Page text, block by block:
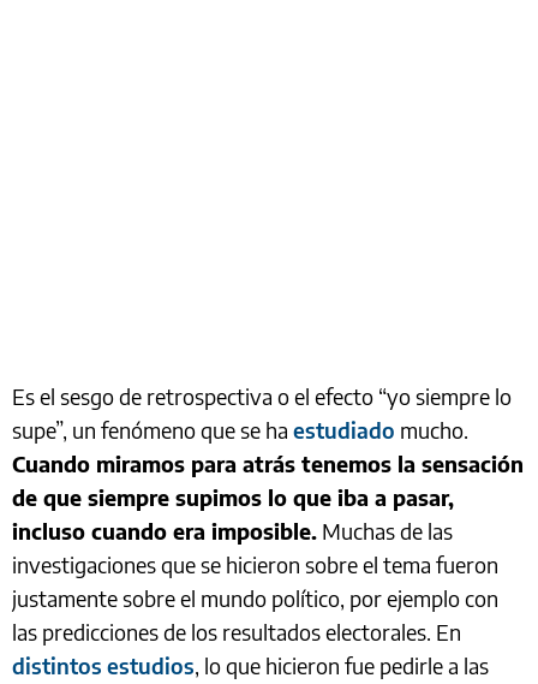
Es el sesgo de retrospectiva o el efecto “yo siempre lo
supe”, un fenómeno que se ha estudiado mucho.
Cuando miramos para atrás tenemos la sensación
de que siempre supimos lo que iba a pasar,
incluso cuando era imposible. Muchas de las
investigaciones que se hicieron sobre el tema fueron
justamente sobre el mundo político, por ejemplo con
las predicciones de los resultados electorales. En
distintos estudios, lo que hicieron fue pedirle a las